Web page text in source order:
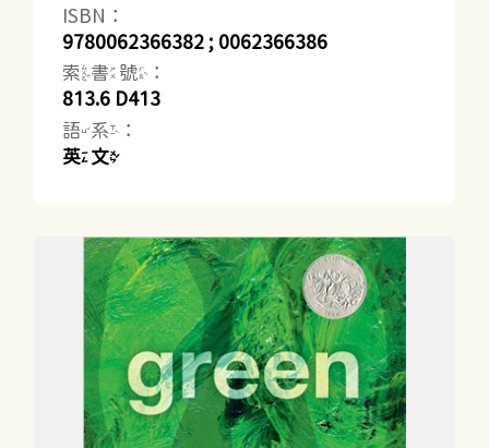
ISBN：
9780062366382 ; 0062366386
索書號：
813.6 D413
語系：
英文